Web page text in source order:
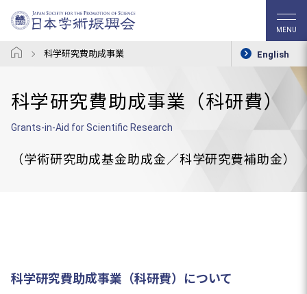
MENU
科学研究費助成事業 English
科学研究費助成事業（科研費）
Grants-in-Aid for Scientific Research
（学術研究助成基金助成金／科学研究費補助金）
科学研究費助成事業（科研費）について